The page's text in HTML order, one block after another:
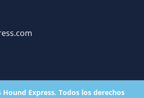
Express. Todos los derechos